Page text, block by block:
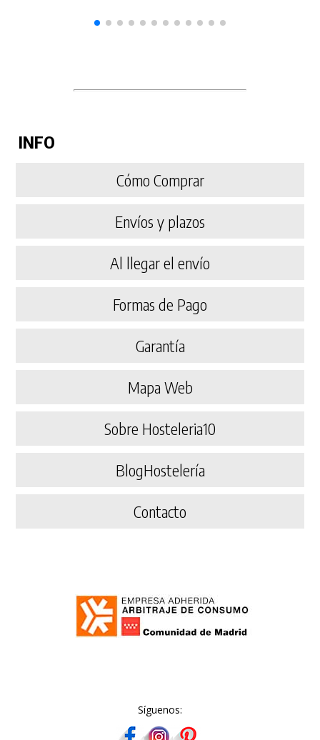
INFO
Cómo Comprar
Envíos y plazos
Al llegar el envío
Formas de Pago
Garantía
Mapa Web
Sobre Hosteleria10
BlogHostelería
Contacto
Síguenos: